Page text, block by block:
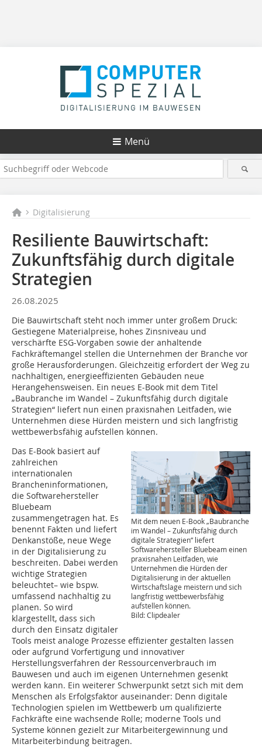
Menü
Digitalisierung
Resiliente Bauwirtschaft:
Zukunftsfähig durch digitale
Strategien
26.08.2025
Die Bauwirtschaft steht noch immer unter großem Druck:
Gestiegene Materialpreise, hohes Zinsniveau und
verschärfte ESG-Vorgaben sowie der anhaltende
Fachkräftemangel stellen die Unternehmen der Branche vor
große Herausforderungen. Gleichzeitig erfordert der Weg zu
nachhaltigen, energieeffizienten Gebäuden neue
Herangehensweisen. Ein neues E-Book mit dem Titel
„Baubranche im Wandel – Zukunftsfähig durch digitale
Strategien“ liefert nun einen praxisnahen Leitfaden, wie
Unternehmen diese Hürden meistern und sich langfristig
wettbewerbsfähig aufstellen können.
Mit dem neuen E-Book „Baubranche
im Wandel – Zukunftsfähig durch
digitale Strategien“ liefert
Softwarehersteller Bluebeam einen
praxisnahen Leitfaden, wie
Unternehmen die Hürden der
Digitalisierung in der aktuellen
Wirtschaftslage meistern und sich
langfristig wettbewerbsfähig
aufstellen können.
Bild: Clipdealer
Das E-Book basiert auf
zahlreichen
internationalen
Brancheninformationen,
die Softwarehersteller
Bluebeam
zusammengetragen hat. Es
benennt Fakten und liefert
Denkanstöße, neue Wege
in der Digitalisierung zu
beschreiten. Dabei werden
wichtige Strategien
beleuchtet– wie bspw.
umfassend nachhaltig zu
planen. So wird
klargestellt, dass sich
durch den Einsatz digitaler
Tools meist analoge Prozesse effizienter gestalten lassen
oder aufgrund Vorfertigung und innovativer
Herstellungsverfahren der Ressourcenverbrauch im
Bauwesen und auch im eigenen Unternehmen gesenkt
werden kann. Ein weiterer Schwerpunkt setzt sich mit dem
Menschen als Erfolgsfaktor auseinander: Denn digitale
Technologien spielen im Wettbewerb um qualifizierte
Fachkräfte eine wachsende Rolle; moderne Tools und
Systeme können gezielt zur Mitarbeitergewinnung und
Mitarbeiterbindung beitragen.